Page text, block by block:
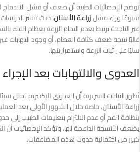
توضح الإحصائيات الطبية أن ضعف أو فشل
شيوعًا وراء فشلزراعة الأسنان، حيث تشير
غير الناجحة ترتبط بعدم التحام الزرعة بعظام
غالبًا نتيجة ضعف كثافة العظام، أو وجود التهابات
سلبًا على ثبات الزرعة واستمراريتها.
العدوى والالتهابات بعد الإجراء
تُظهر البيانات السريرية أن العدوى البكتيرية
زراعة الأسنان، خاصة خلال الشهور الأولى بعد
بنظافة الفم أو عدم الالتزام بتعليمات الطبيب إلى
يضعف الأنسجة الداعمة لها. وتؤكد الإحصائيات أن
كبير من احتمالية حدوث هذه المضاعفات.